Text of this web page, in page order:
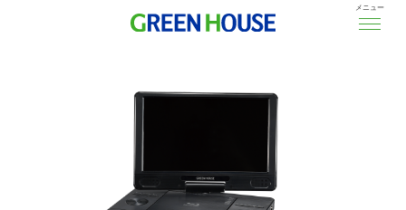
メニュー